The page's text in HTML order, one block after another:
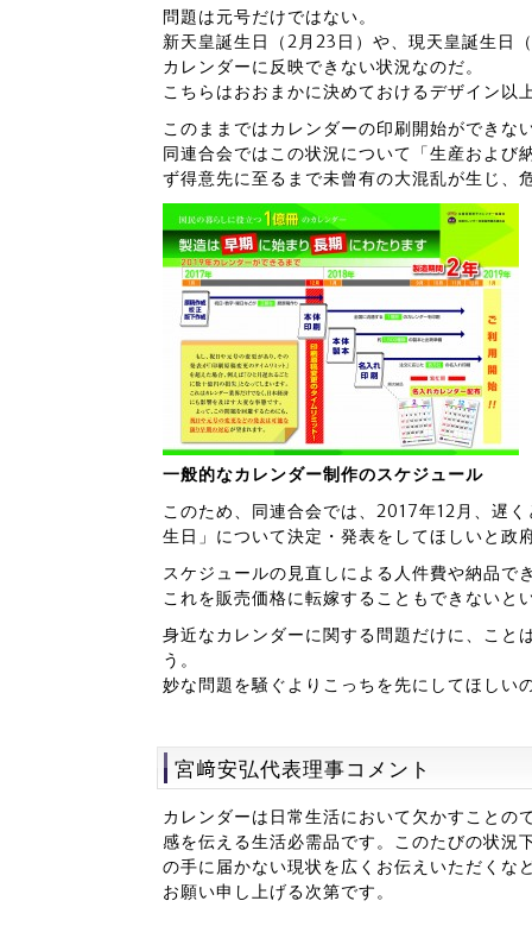
問題は元号だけではない。
新天皇誕生日（2月23日）や、現天皇誕生日
カレンダーに反映できない状況なのだ。
こちらはおおまかに決めておけるデザイン以
このままではカレンダーの印刷開始ができな
同連合会ではこの状況について「生産および
ず得意先に至るまで未曾有の大混乱が生じ、
一般的なカレンダー制作のスケジュール
このため、同連合会では、2017年12月、遅
生日」について決定・発表をしてほしいと政
スケジュールの見直しによる人件費や納品で
これを販売価格に転嫁することもできないと
身近なカレンダーに関する問題だけに、こと
う。
妙な問題を騒ぐよりこっちを先にしてほしい
宮﨑安弘代表理事コメント
カレンダーは日常生活において欠かすことの
感を伝える生活必需品です。このたびの状況
の手に届かない現状を広くお伝えいただくな
お願い申し上げる次第です。